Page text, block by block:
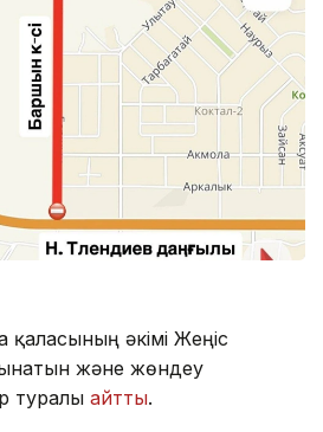
әкімі Жеңіс
және жөндеу
туралы айтты.